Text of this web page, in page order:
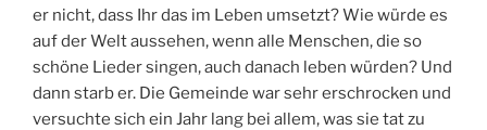
er nicht, dass Ihr das im Leben umsetzt? Wie würde es
auf der Welt aussehen, wenn alle Menschen, die so
schöne Lieder singen, auch danach leben würden? Und
dann starb er. Die Gemeinde war sehr erschrocken und
versuchte sich ein Jahr lang bei allem, was sie tat zu